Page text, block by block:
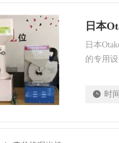
日本
日本
的专用
时